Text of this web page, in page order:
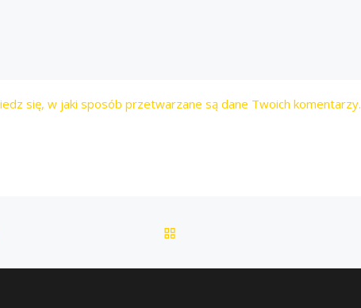
się, w jaki sposób przetwarzane są dane Twoich komentarzy.